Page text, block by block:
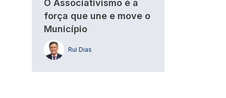
O Associativismo é a
força que une e move o
Município
Rui Dias